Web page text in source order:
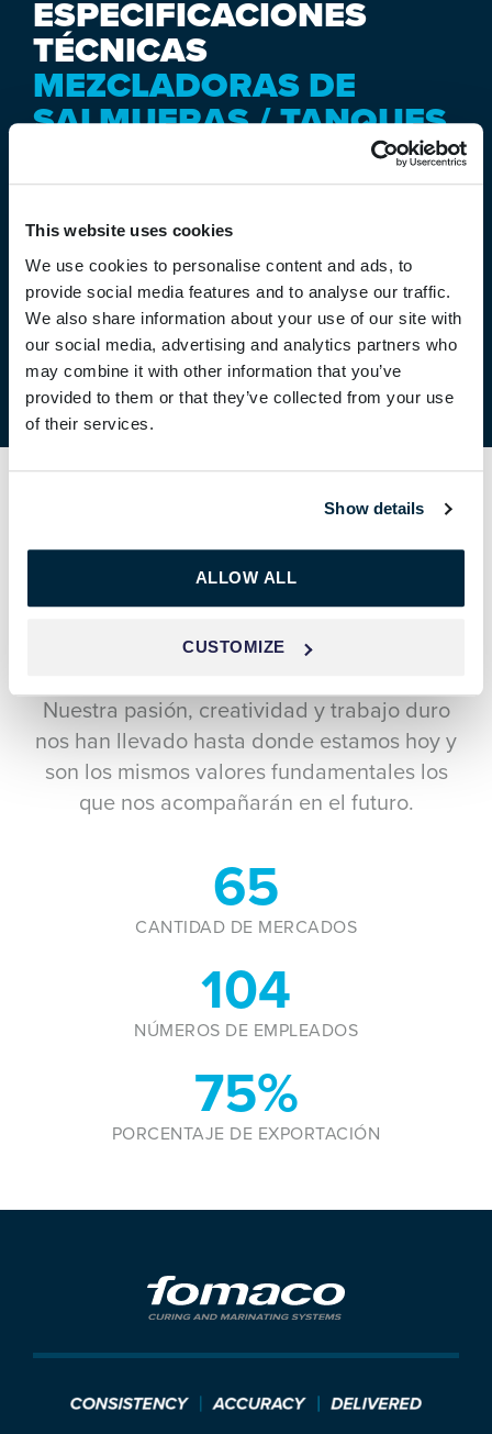
This website uses cookies
We use cookies to personalise content and ads, to
provide social media features and to analyse our traffic.
We also share information about your use of our site with
our social media, advertising and analytics partners who
may combine it with other information that you’ve
provided to them or that they’ve collected from your use
of their services.
Show details
ALLOW ALL
CUSTOMIZE
ESPECIFICACIONES
TÉCNICAS
MEZCLADORAS DE
SALMUERAS / TANQUES
DE ALMACENAMIENTO
LOS NÚMEROS PARA
COMPROBARLE
A lo largo de los últimos +45 años, Fomaco
Nuestra pasión, creatividad y trabajo duro
nos han llevado hasta donde estamos hoy y
son los mismos valores fundamentales los
que nos acompañarán en el futuro.
CANTIDAD DE MERCADOS
79
NÚMEROS DE EMPLEADOS
128
PORCENTAJE DE EXPORTACIÓN
93%